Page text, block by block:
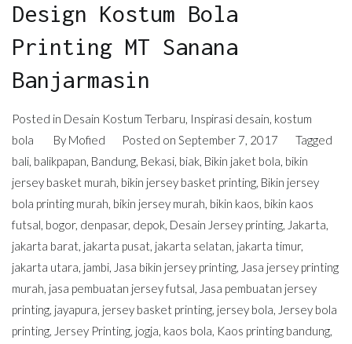
Design Kostum Bola
Printing MT Sanana
Banjarmasin
Posted in Desain Kostum Terbaru, Inspirasi desain, kostum
bola
By Mofied Posted onSeptember 7, 2017
Tagged
bali, balikpapan, Bandung, Bekasi, biak, Bikin jaket bola, bikin
jersey basket murah, bikin jersey basket printing, Bikin jersey
bola printing murah, bikin jersey murah, bikin kaos, bikin kaos
futsal, bogor, denpasar, depok, Desain Jersey printing, Jakarta,
jakarta barat, jakarta pusat, jakarta selatan, jakarta timur,
jakarta utara, jambi, Jasa bikin jersey printing, Jasa jersey printing
murah, jasa pembuatan jersey futsal, Jasa pembuatan jersey
printing, jayapura, jersey basket printing, jersey bola, Jersey bola
printing, Jersey Printing, jogja, kaos bola, Kaos printing bandung,